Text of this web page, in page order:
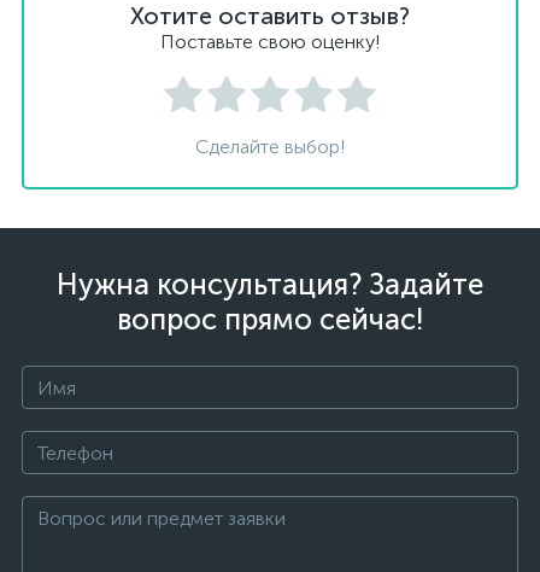
Хотите оставить отзыв?
Поставьте свою оценку!
Сделайте выбор!
Нужна консультация? Задайте
вопрос прямо сейчас!